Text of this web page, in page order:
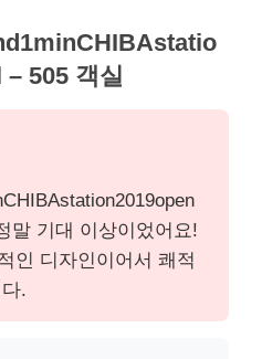
505 객실
말 기대 이상이었어요!
인 디자인이어서 쾌적
.